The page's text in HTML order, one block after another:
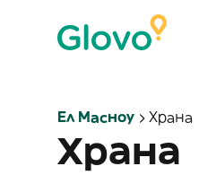
Ел Масноу Храна
Храна